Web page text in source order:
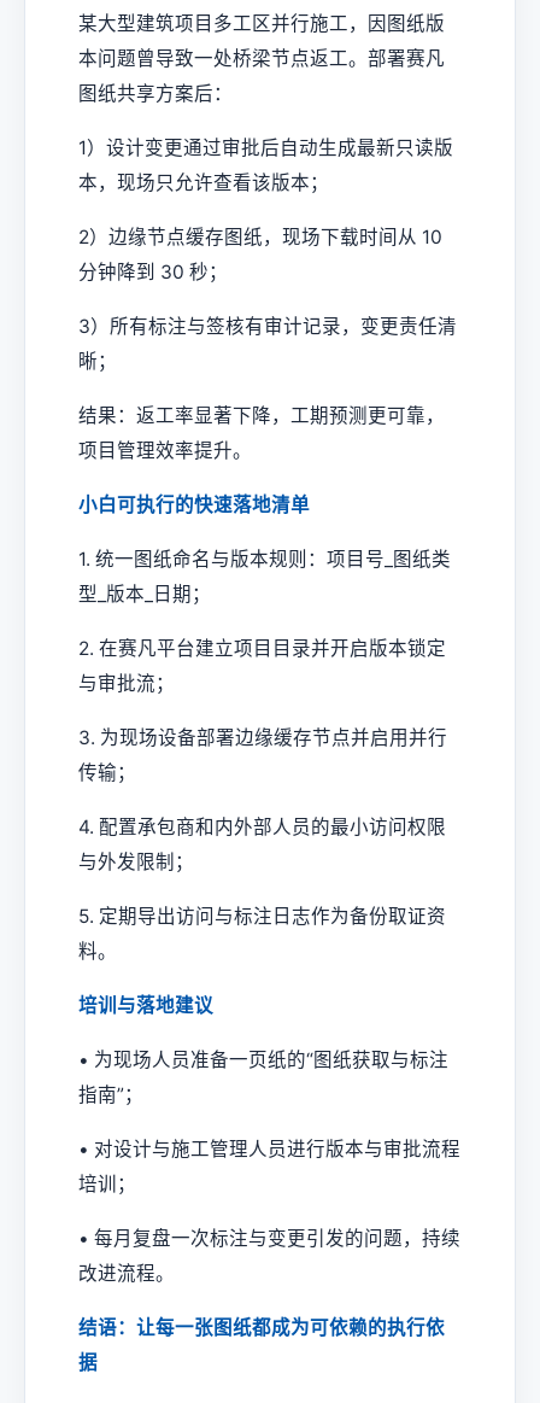
某大型建筑项目多工区并行施工，因图纸版
本问题曾导致一处桥梁节点返工。部署赛凡
图纸共享方案后：
1）设计变更通过审批后自动生成最新只读版
本，现场只允许查看该版本；
2）边缘节点缓存图纸，现场下载时间从 10
分钟降到 30 秒；
3）所有标注与签核有审计记录，变更责任清
晰；
结果：返工率显著下降，工期预测更可靠，
项目管理效率提升。
小白可执行的快速落地清单
1. 统一图纸命名与版本规则：项目号_图纸类
型_版本_日期；
2. 在赛凡平台建立项目目录并开启版本锁定
与审批流；
3. 为现场设备部署边缘缓存节点并启用并行
传输；
4. 配置承包商和内外部人员的最小访问权限
与外发限制；
5. 定期导出访问与标注日志作为备份取证资
料。
培训与落地建议
• 为现场人员准备一页纸的“图纸获取与标注
指南”；
• 对设计与施工管理人员进行版本与审批流程
培训；
• 每月复盘一次标注与变更引发的问题，持续
改进流程。
结语：让每一张图纸都成为可依赖的执行依
据